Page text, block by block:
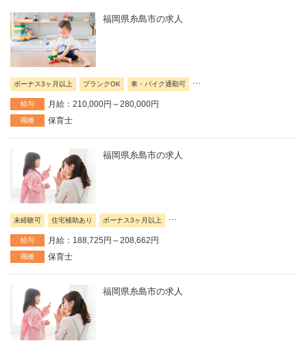
福岡県糸島市の求人
ボーナス3ヶ月以上 ブランクOK 車・バイク通勤可 ...
給与 月給：210,000円～280,000円
職種 保育士
福岡県糸島市の求人
未経験可 住宅補助あり ボーナス3ヶ月以上 ...
給与 月給：188,725円～208,662円
職種 保育士
福岡県糸島市の求人